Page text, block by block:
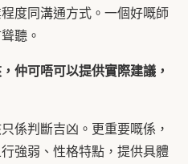
度同溝通方式。一個好嘅師
聽。
仲可唔可以提供實際建議，
係判斷吉凶。更重要嘅係，
強弱、性格特點，提供具體